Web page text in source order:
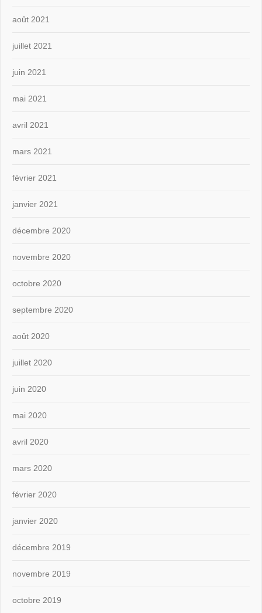
août 2021
juillet 2021
juin 2021
mai 2021
avril 2021
mars 2021
février 2021
janvier 2021
décembre 2020
novembre 2020
octobre 2020
septembre 2020
août 2020
juillet 2020
juin 2020
mai 2020
avril 2020
mars 2020
février 2020
janvier 2020
décembre 2019
novembre 2019
octobre 2019